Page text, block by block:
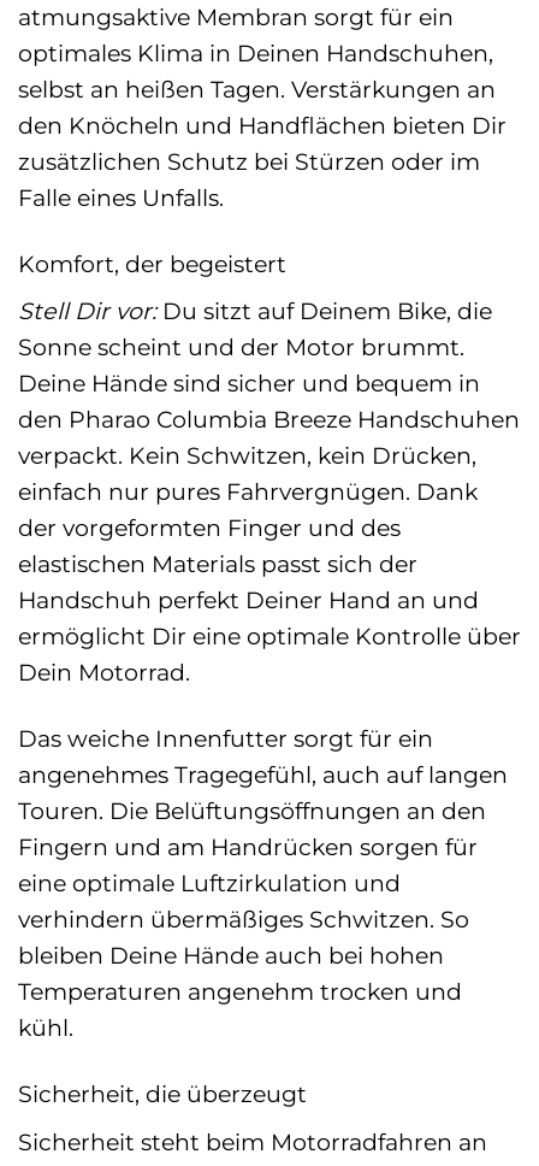
atmungsaktive Membran sorgt für ein
optimales Klima in Deinen Handschuhen,
selbst an heißen Tagen. Verstärkungen an
den Knöcheln und Handflächen bieten Dir
zusätzlichen Schutz bei Stürzen oder im
Falle eines Unfalls.
Komfort, der begeistert
Stell Dir vor:Du sitzt auf Deinem Bike, die
Sonne scheint und der Motor brummt.
Deine Hände sind sicher und bequem in
den Pharao Columbia Breeze Handschuhen
verpackt. Kein Schwitzen, kein Drücken,
einfach nur pures Fahrvergnügen. Dank
der vorgeformten Finger und des
elastischen Materials passt sich der
Handschuh perfekt Deiner Hand an und
ermöglicht Dir eine optimale Kontrolle über
Dein Motorrad.
Das weiche Innenfutter sorgt für ein
angenehmes Tragegefühl, auch auf langen
Touren. Die Belüftungsöffnungen an den
Fingern und am Handrücken sorgen für
eine optimale Luftzirkulation und
verhindern übermäßiges Schwitzen. So
bleiben Deine Hände auch bei hohen
Temperaturen angenehm trocken und
kühl.
Sicherheit, die überzeugt
Sicherheit steht beim Motorradfahren an